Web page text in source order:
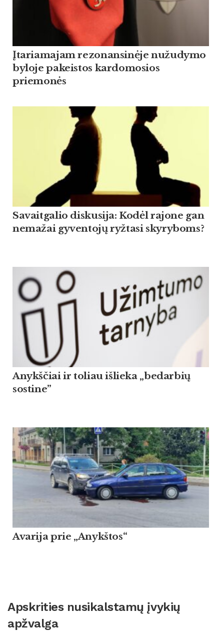
Įtariamajam rezonansinėje nužudymo
byloje pakeistos kardomosios
priemonės
Savaitgalio diskusija: Kodėl rajone gan
nemažai gyventojų ryžtasi skyryboms?
Anykščiai ir toliau išlieka „bedarbių
sostine”
Avarija prie „Anykštos“
Apskrities nusikalstamų įvykių
apžvalga